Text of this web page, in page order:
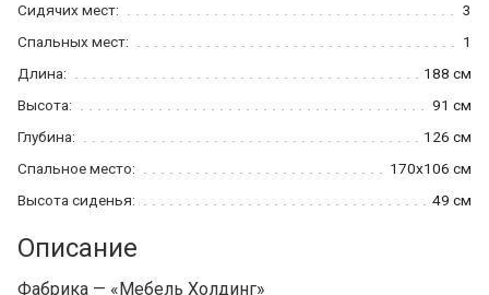
Сидячих мест:
3
Спальных мест:
1
Длина:
188 см
Высота:
91 см
Глубина:
126 см
Спальное место:
170x106 см
Высота сиденья:
49 см
Описание
Фабрика — «Мебель Холдинг»